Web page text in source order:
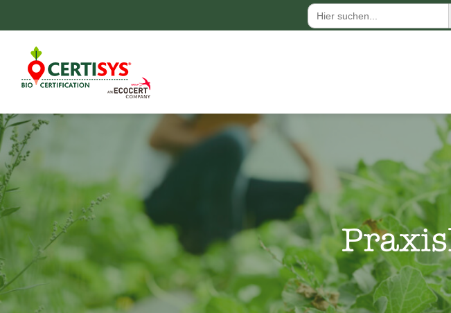
Search
for: